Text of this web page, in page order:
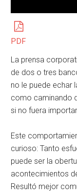
PDF
La prensa
de dos o tres
no le puede echar
como caminando
si no fuera
Este
curioso: Tanto
puede ser la
acontecimientos
Resultó mejor